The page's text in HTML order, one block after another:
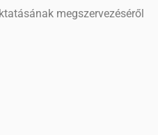
megszervezéséről